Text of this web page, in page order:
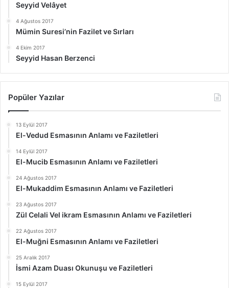
Seyyid Velâyet
4 Ağustos 2017
Mümin Suresi’nin Fazilet ve Sırları
4 Ekim 2017
Seyyid Hasan Berzenci
Popüler Yazılar
13 Eylül 2017
El-Vedud Esmasının Anlamı ve Faziletleri
14 Eylül 2017
El-Mucib Esmasının Anlamı ve Faziletleri
24 Ağustos 2017
El-Mukaddim Esmasının Anlamı ve Faziletleri
23 Ağustos 2017
Zül Celali Vel ikram Esmasının Anlamı ve Faziletleri
22 Ağustos 2017
El-Muğni Esmasının Anlamı ve Faziletleri
25 Aralık 2017
İsmi Azam Duası Okunuşu ve Faziletleri
15 Eylül 2017